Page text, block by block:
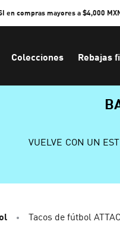
en compras mayores a $4,000
Colecciones Rebajas
VUELVE CON UN
Tacos de fútbol